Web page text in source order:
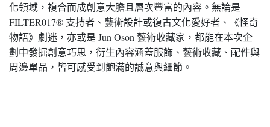
化領域，複合而成創意大膽且層次豐富的內容。無論是
FILTER017® 支持者、藝術設計或復古文化愛好者、《怪奇
物語》劇迷，亦或是 Jun Oson 藝術收藏家，都能在本次企
劃中發掘創意巧思，衍生內容涵蓋服飾、藝術收藏、配件與
周邊單品，皆可感受到飽滿的誠意與細節。
-